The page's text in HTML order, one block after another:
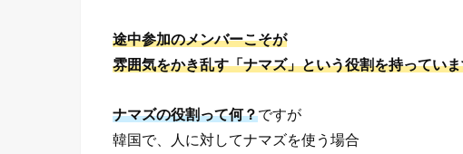
途中参加のメンバーこそが
雰囲気をかき乱す「ナマズ」という役割を持ってい
ナマズの役割って何？ですが
韓国で、人に対してナマズを使う場合